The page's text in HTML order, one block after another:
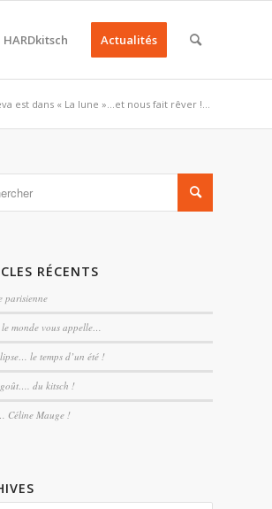
HARDkitsch Actualités
est dans « La lune »…et nous fait rêver !...
RÉCENTS
parisienne
le monde vous appelle…
le temps d’un été !
du kitsch !
Céline Mauge !